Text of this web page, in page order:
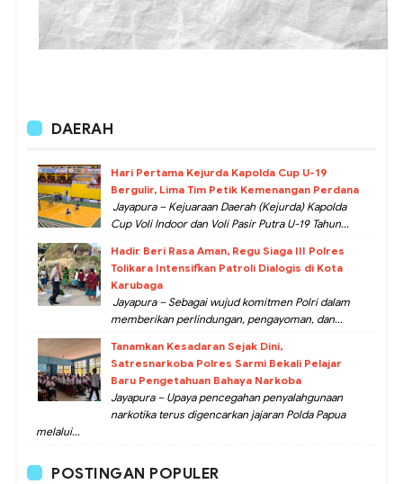
DAERAH
Hari Pertama Kejurda Kapolda Cup U-19
Bergulir, Lima Tim Petik Kemenangan Perdana
Jayapura – Kejuaraan Daerah (Kejurda) Kapolda
Cup Voli Indoor dan Voli Pasir Putra U-19 Tahun...
Hadir Beri Rasa Aman, Regu Siaga III Polres
Tolikara Intensifkan Patroli Dialogis di Kota
Karubaga
Jayapura – Sebagai wujud komitmen Polri dalam
memberikan perlindungan, pengayoman, dan...
Tanamkan Kesadaran Sejak Dini,
Satresnarkoba Polres Sarmi Bekali Pelajar
Baru Pengetahuan Bahaya Narkoba
Jayapura – Upaya pencegahan penyalahgunaan
narkotika terus digencarkan jajaran Polda Papua
melalui...
POSTINGAN POPULER